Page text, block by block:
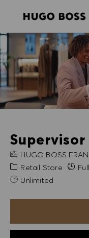
COMPANY NAME
HUGO BOSS
Category
Retail Store
Unlimited